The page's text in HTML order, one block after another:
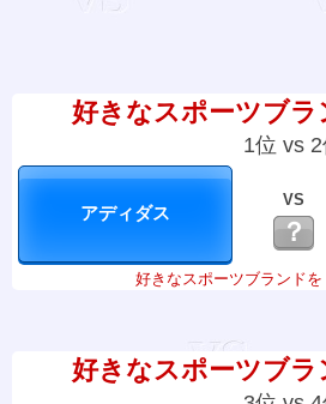
好きなスポーツブラ
1位 vs 2
VS
？
好きなスポーツブランドを
好きなスポーツブラ